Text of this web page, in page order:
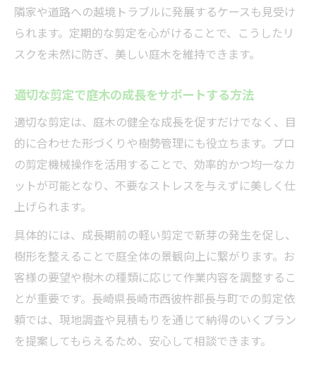
隣家や道路への越境トラブルに発展するケースも見受け
られます。定期的な剪定を心がけることで、こうしたリ
スクを未然に防ぎ、美しい庭木を維持できます。
適切な剪定で庭木の成長をサポートする方法
適切な剪定は、庭木の健全な成長を促すだけでなく、目
的に合わせた形づくりや樹勢管理にも役立ちます。プロ
の剪定機械操作を活用することで、効率的かつ均一なカ
ットが可能となり、不要なストレスを与えずに美しく仕
上げられます。
具体的には、成長期前の軽い剪定で新芽の発生を促し、
樹形を整えることで庭全体の景観向上に繋がります。お
客様の要望や樹木の種類に応じて作業内容を調整するこ
とが重要です。長崎県長崎市西彼杵郡長与町での剪定依
頼では、現地調査や見積もりを通じて納得のいくプラン
を提案してもらえるため、安心して相談できます。